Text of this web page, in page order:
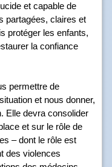
et capable de
partagées, claires et
protéger les enfants,
la confiance
permettre de
et nous donner,
Elle devra consolider
et sur le rôle de
– dont le rôle est
des violences